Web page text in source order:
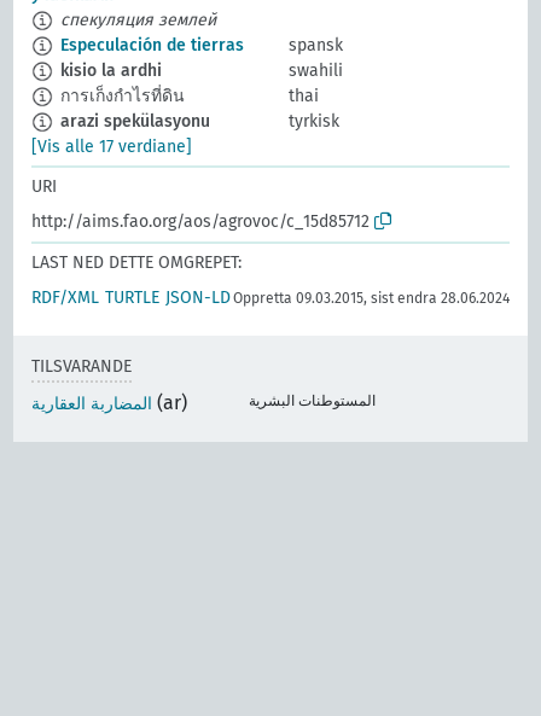
спекуляция землей
Especulación de tierras
spansk
kisio la ardhi
swahili
การเก็งกำไรที่ดิน
thai
arazi spekülasyonu
tyrkisk
[Vis alle 17 verdiane]
URI
http://aims.fao.org/aos/agrovoc/c_15d85712
LAST NED DETTE OMGREPET:
RDF/XML TURTLE JSON-LDOppretta 09.03.2015, sist endra 28.06.2024
TILSVARANDE
المضاربة العقارية (ar) المستوطنات البشرية